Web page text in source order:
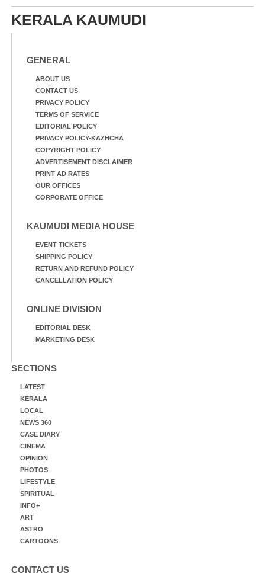
KERALA KAUMUDI
GENERAL
ABOUT US
CONTACT US
PRIVACY POLICY
TERMS OF SERVICE
EDITORIAL POLICY
PRIVACY POLICY-KAZHCHA
COPYRIGHT POLICY
ADVERTISEMENT DISCLAIMER
PRINT AD RATES
OUR OFFICES
CORPORATE OFFICE
KAUMUDI MEDIA HOUSE
EVENT TICKETS
SHIPPING POLICY
RETURN AND REFUND POLICY
CANCELLATION POLICY
ONLINE DIVISION
EDITORIAL DESK
MARKETING DESK
SECTIONS
LATEST
KERALA
LOCAL
NEWS 360
CASE DIARY
CINEMA
OPINION
PHOTOS
LIFESTYLE
SPIRITUAL
INFO+
ART
ASTRO
CARTOONS
CONTACT US